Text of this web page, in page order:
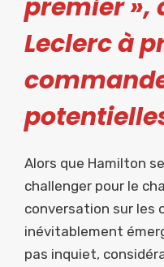
premier »,
Leclerc à
Alors que Hamilton
challenger pour le
conversation sur les
inévitablement
pas inquiet,